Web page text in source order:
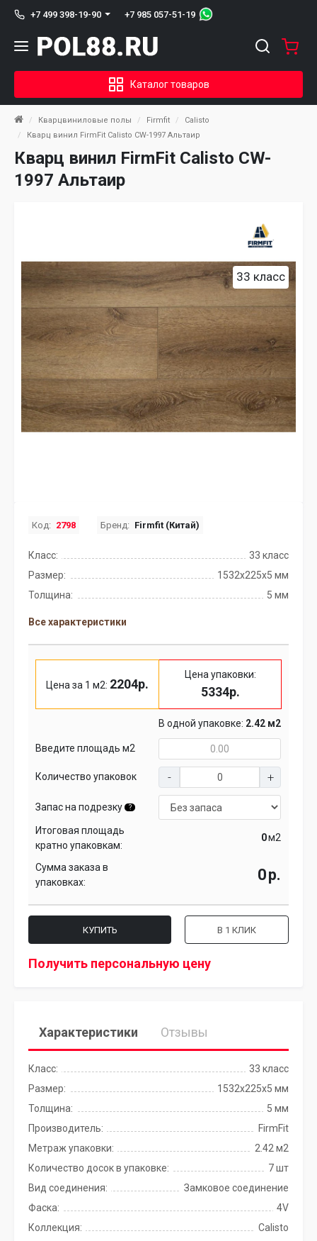
+7 499 398-19-90 +7 985 057-51-19
Каталог товаров
Кварцвиниловые полы Firmfit
Calisto
Кварц винил FirmFit Calisto CW-1997 Альтаир
Кварц винил FirmFit Calisto CW-
1997 Альтаир
33 класс
Код: 2798 Бренд: Firmfit (Китай)
Класс:
33 класс
Размер:
1532х225х5 мм
Толщина:
5 мм
Все характеристики
Цена за 1 м2: 2204р.
Цена упаковки:
5334р.
В одной упаковке: 2.42 м2
Введите площадь м2
Количество упаковок
Запас на подрезку ?
Итоговая площадь
кратно упаковкам:
м2
Сумма заказа в
упаковках:
р.
КУПИТЬ В 1 КЛИК
Получить персональную цену
Характеристики Отзывы
Класс:
33 класс
Размер:
1532х225х5 мм
Толщина:
5 мм
Производитель:
FirmFit
Метраж упаковки:
2.42 м2
Количество досок в упаковке:
7 шт
Вид соединения:
Замковое соединение
Фаска:
4V
Коллекция:
Calisto